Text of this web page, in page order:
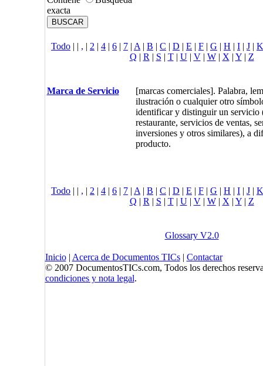
exacta
Todo | | , | 2 | 4 | 6 | 7 | A | B | C | D | E | F | G | H | I | J | K
Q | R | S | T| U| V| W| X | Y| Z
Marca de Servicio
[marcas comerciales]. Palabra,
ilustración o cualquier otro
identificar y distinguir un servicio
restaurante, servicios de ventas,
inversiones y otros similares), a
producto.
Todo | | , | 2 | 4 | 6 | 7 | A | B | C | D | E | F | G | H | I | J | K
Q | R | S | T| U| V| W| X | Y| Z
Glossary V2.0
Inicio| Acerca de Documentos TICs| Contactar
© 2007 DocumentosTICs.com, Todos los derechos
condiciones y nota legal.